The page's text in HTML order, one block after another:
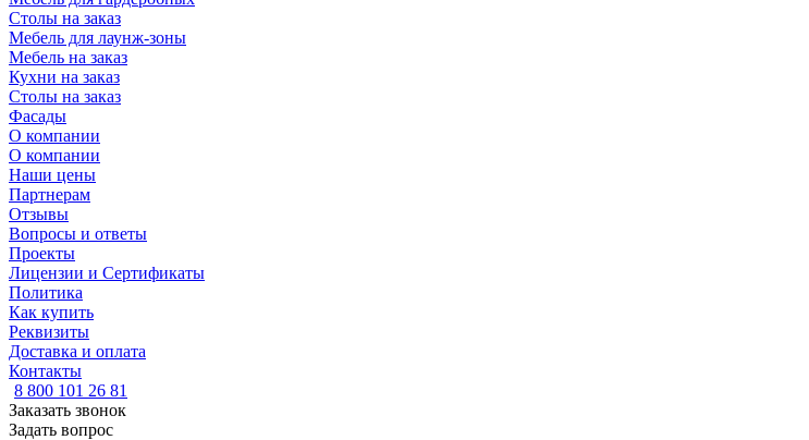
Столы на заказ
Мебель для лаунж-зоны
Мебель на заказ
Кухни на заказ
Столы на заказ
Фасады
О компании
О компании
Наши цены
Партнерам
Отзывы
Вопросы и ответы
Проекты
Лицензии и Сертификаты
Политика
Как купить
Реквизиты
Доставка и оплата
Контакты
8 800 101 26 81
Заказать звонок
Задать вопрос